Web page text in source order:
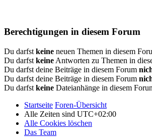
Berechtigungen in diesem Forum
Du darfst keine neuen Themen in diesem
Du darfst keine Antworten zu Themen in
Du darfst deine Beiträge in diesem Forum
Du darfst deine Beiträge in diesem Forum
Du darfst keine Dateianhänge in diesem
Startseite Foren-Übersicht
Alle Zeiten sind UTC+02:00
Alle Cookies löschen
Das Team